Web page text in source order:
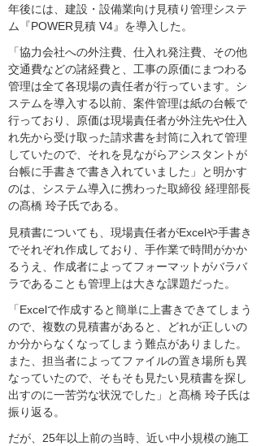
年後には、建設・設備業向け見積り管理システ
ム『POWER見積 V4』を導入した。
「協力会社への外注費、仕入れ発注費、その他
交通費などの諸経費と、工事の原価にまつわる
管理は全て各現場の責任者が行っています。シ
ステムを導入する以前、案件管理は紙の台帳で
行っており、原価は現場責任者が外注先や仕入
れ先から受け取った請求書を封筒に入れて管理
していたので、それを見ながらアシスタントが
台帳に手書きで書き入れていました」と明かす
のは、システム導入に携わった取締役 経理部長
の髙橋 玲子氏である。
見積書についても、現場責任者がExcelや手書き
でそれぞれ作成しており、手作業で時間がかか
るうえ、作成者によってフォーマットがバラバ
ラであることも管理上は大きな課題だった。
「Excelで作成すると簡単に上書きできてしまう
ので、複数の見積書があると、どれが正しいの
か分からなくなってしまう難点がありました。
また、担当者によってファイルの置き場所も異
なっていたので、そもそも見たい見積書を探し
出すのに一苦労な状況でした」と髙橋 玲子氏は
振り返る。
だが、25年以上前の当時、近い中小規模の施工